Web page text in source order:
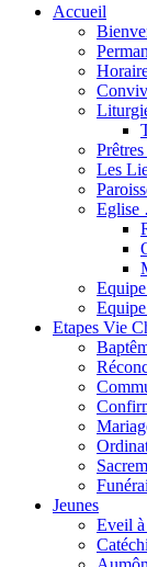
Aller
Accueil
Les
Etapes Vie
Jeunes
Eveil